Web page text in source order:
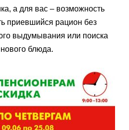
а для вас – возможность
приевшийся рацион без
выдумывания или поиска
нового блюда.